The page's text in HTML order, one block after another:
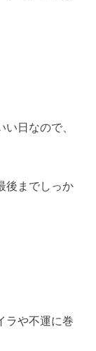
日なので、
後までしっか
ラや不運に巻